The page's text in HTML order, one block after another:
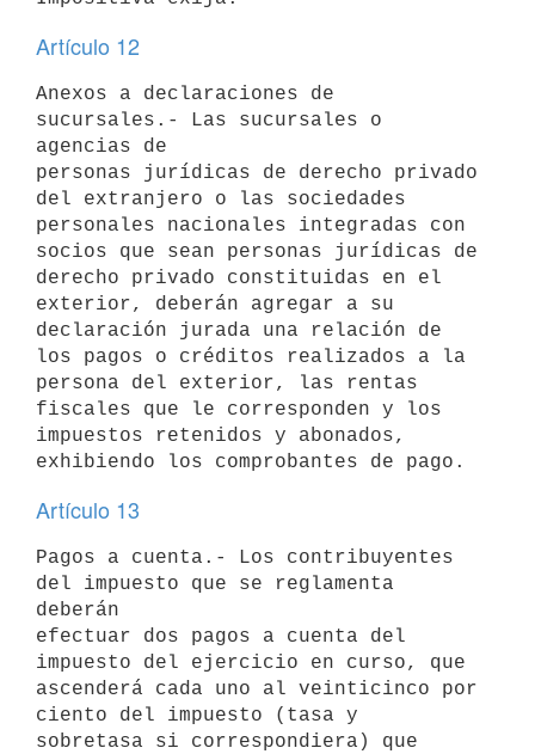
Artículo 12
Anexos a declaraciones de
sucursales.- Las sucursales o
agencias de
personas jurídicas de derecho privado
del extranjero o las sociedades
personales nacionales integradas con
socios que sean personas jurídicas de
derecho privado constituidas en el
exterior, deberán agregar a su
declaración jurada una relación de
los pagos o créditos realizados a la
persona del exterior, las rentas
fiscales que le corresponden y los
impuestos retenidos y abonados,
Artículo 13
Pagos a cuenta.- Los contribuyentes
del impuesto que se reglamenta
deberán
efectuar dos pagos a cuenta del
impuesto del ejercicio en curso, que
ascenderá cada uno al veinticinco por
ciento del impuesto (tasa y
sobretasa si correspondiera) que